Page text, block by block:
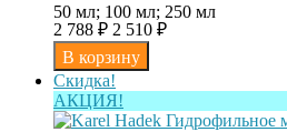
50 мл; 100 мл; 250 мл
2 788 ₽ 2 510 ₽
Скидка!
АКЦИЯ!